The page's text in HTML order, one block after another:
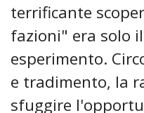
terrificante
fazioni" era solo
esperimento.
e tradimento, la
sfuggire